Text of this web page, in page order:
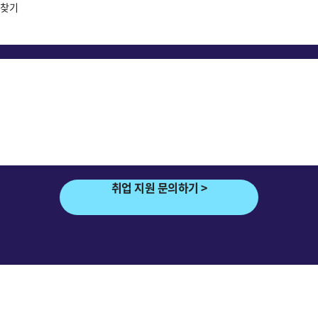
기
취업 지원 문의하기 >